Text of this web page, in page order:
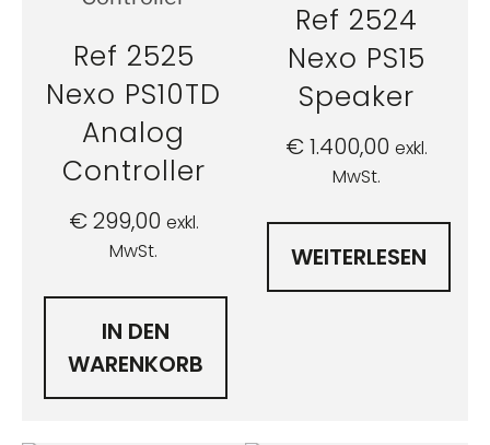
Ref 2525
Nexo PS10TD
Analog
Controller
€299,00 exkl.
MwSt.
IN DEN
WARENKORB
Ref 2524
Nexo PS15
Speaker
€1.400,00 exkl.
MwSt.
WEITERLESEN